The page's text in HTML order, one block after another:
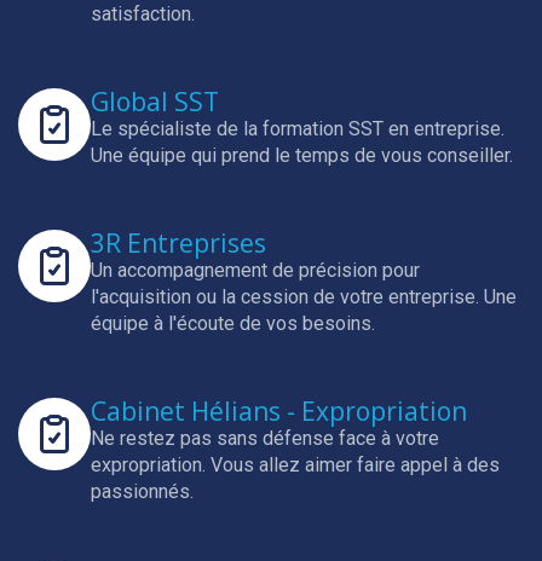
satisfaction.
Global SST
Le spécialiste de la formation SST en entreprise.
Une équipe qui prend le temps de vous conseiller.
3R Entreprises
Un accompagnement de précision pour
l'acquisition ou la cession de votre entreprise. Une
équipe à l'écoute de vos besoins.
Cabinet Hélians - Expropriation
Ne restez pas sans défense face à votre
expropriation. Vous allez aimer faire appel à des
passionnés.